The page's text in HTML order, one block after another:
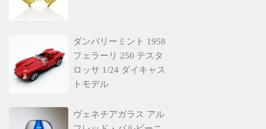
ダンバリーミント 1958
フェラーリ 250 テスタ
ロッサ 1/24 ダイキャス
トモデル
ヴェネチアガラス アル